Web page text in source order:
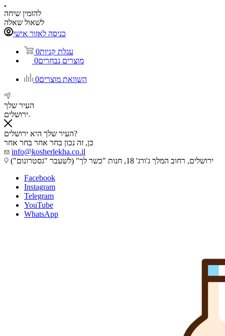
להזמין שיחה
לשאול שאלה
כניסה לאזור אישי
עגלת קניות0
מוצרים נבחרים0
השוואת מוצרים0
העיר שלך
ירושלים
העיר שלך היא ירושלים?
כן, זה נכון בחר אחר בחר אחר
info@kosherlekha.co.il
ירושלים, רחוב המלך ג'ורג' 18, חנות "כשר לך" (לשעבר "גסטרונום")
Facebook
Instagram
Telegram
YouTube
WhatsApp